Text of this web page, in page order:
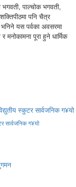
भगवती, पाल्चोक भगवती,
पनि चैत्र
यस पर्वका अवसरमा
मनोकामना पूरा हुने धार्मिक
सार्वजनिक ग¥यो